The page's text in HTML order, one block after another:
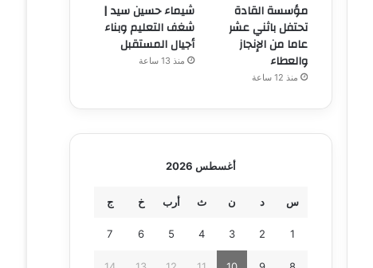
مؤسسة القادة
تحتفل باثني عشر
عاما من الإنجاز
والعطاء
منذ 12 ساعة
شيماء حسين سيد |
شغف التعليم وبناء
أجيال المستقبل
منذ 13 ساعة
أغسطس 2026
س د ن ث أرب خ ج
1
2
3
4
5
6
7